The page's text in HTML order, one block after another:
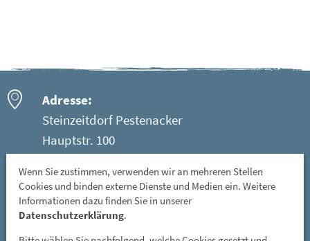
Adresse:
Steinzeitdorf Pestenacker
Hauptstr. 100
Öffnungszeiten:
Mittwoch: 08 - 12 Uhr
Freitag, Samstag und Sonntag: 13 - 17 Uhr
Wenn Sie zustimmen, verwenden wir an mehreren Stellen
Cookies und binden externe Dienste und Medien ein. Weitere
Informationen dazu finden Sie in unserer
Datenschutzerklärung.